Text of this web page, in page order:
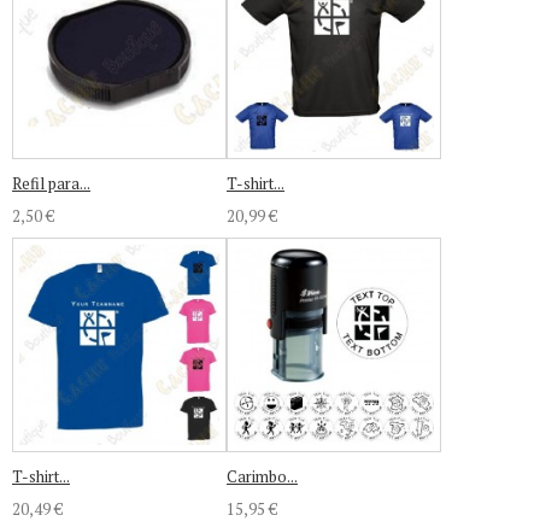
Refil para...
2,50 €
T-shirt...
20,99 €
T-shirt...
20,49 €
Carimbo...
15,95 €